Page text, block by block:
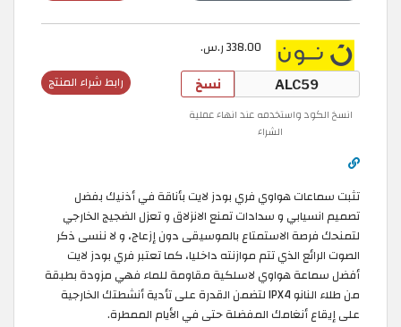
338.00 ر.س.
رابط شراء المنتج نسخ
انسخ الكود واستخدمه عند انهاء عملية
الشراء
تثبت سماعات هواوي فري بودز لايت بأناقة في أذنيك بفضل
تصميم انسيابي و سدادات تمنع الانزلاق و تعزل الضجيج الخارجي
لتمنحك فرصة الاستمتاع بالموسيقى دون إزعاج، و لا ننسى ذكر
الصوت الرائع الذي تتم موازنته داخليا، كما تعتبر فري بودز لايت
أفضل سماعة هواوي لاسلكية مقاومة للماء فهي مزودة بطبقة
من طلاء النانو IPX4 لتضمن القدرة على تأدية أنشطتك الخارجية
على إيقاع أنغامك المفضلة حتى في الأيام الممطرة.